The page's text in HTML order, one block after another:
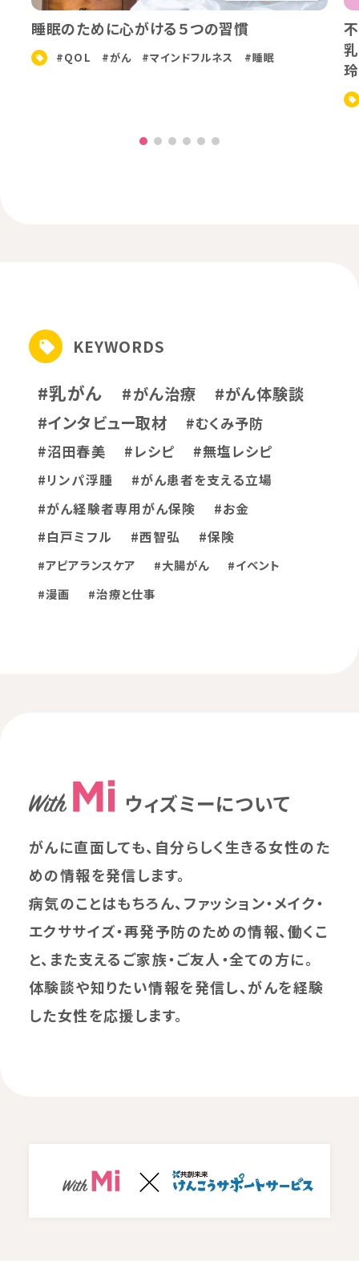
睡眠のために心がける５つの習慣
#QOL #がん #マインドフルネス #睡眠
KEYWORDS
#乳がん #がん治療
#がん体験談
#インタビュー取材
#むくみ予防
#沼田春美
#レシピ #無塩レシピ
#リンパ浮腫
#がん患者を支える立場
#がん経験者専用がん保険
#お金
#白戸ミフル
#西智弘 #保険
#アピアランスケア #大腸がん
#イベント
#漫画
#治療と仕事
ウィズミーについて
がんに直面しても、自分らしく生きる女性のた
めの情報を発信します。
病気のことはもちろん、ファッション・メイク・
エクササイズ・再発予防のための情報、働くこ
と、また支えるご家族・ご友人・全ての方に。
体験談や知りたい情報を発信し、がんを経験
した女性を応援します。